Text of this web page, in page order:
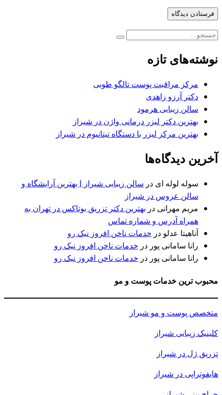
نوشته‌های تازه
مرکز مراقبت پوست تالگو طوبی
دکتر آرزو زاهدی
سالن زیبایی هرمود
بهترین دکتر لیزر درمانی واژن در شیراز
بهترین مرکز لیزر با دستگاه تیتانیوم در شیراز
آخرین دیدگاه‌ها
سوله لوله ای در سالن زیبایی شیراز | بهترین آرایشگاه و
سالن عروس در شیراز
مریم مهرانی در بهترین دکتر تزریق بوتاکس در تهران به
همراه آدرس و شماره تماس
آناهیتا عدلو در خدمات ناخن افروز نیک رو
رانا سامانی پور در خدمات ناخن افروز نیک رو
رانا سامانی پور در خدمات ناخن افروز نیک رو
محبوب ترین خدمات پوست و مو
متخصص پوست و مو شیراز
کلینیک زیبایی شیراز
تزریق ژل در شیراز
هایفوتراپی در شیراز